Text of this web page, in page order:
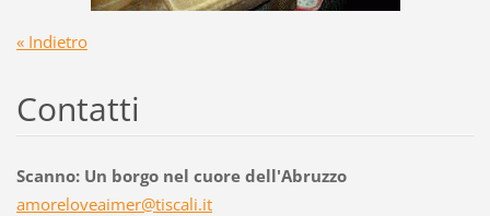
« Indietro
Contatti
Scanno: Un borgo nel cuore dell'Abruzzo
amoreloveaimer@tiscali.it